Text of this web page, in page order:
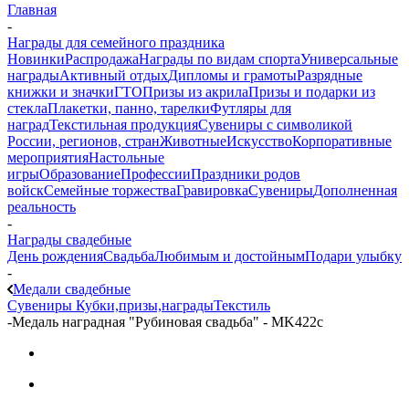
Главная
-
Награды для семейного праздника
НовинкиРаспродажаНаграды по видам спортаУниверсальные
наградыАктивный отдыхДипломы и грамотыРазрядные
книжки и значкиГТОПризы из акрилаПризы и подарки из
стеклаПлакетки, панно, тарелкиФутляры для
наградТекстильная продукцияСувениры с символикой
России, регионов, странЖивотныеИскусствоКорпоративные
мероприятияНастольные
игрыОбразованиеПрофессииПраздники родов
войскСемейные торжестваГравировкаСувенирыДополненная
реальность
-
Награды свадебные
День рожденияСвадьбаЛюбимым и достойнымПодари улыбку
-
Медали свадебные
Сувениры Кубки,призы,наградыТекстиль
-Медаль наградная "Рубиновая свадьба" - MK422c